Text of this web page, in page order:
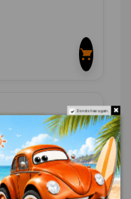
Do not show again.